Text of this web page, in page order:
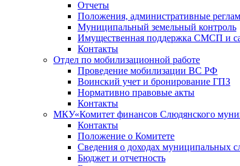
Отчеты
Положения, административные
Муниципальный земельный контроль
Имущественная поддержка СМСП и
Контакты
Отдел по мобилизационной работе
Проведение мобилизации ВС РФ
Воинский учет и бронирование ГПЗ
Нормативно правовые акты
Контакты
МКУ«Комитет финансов Слюдянского
Контакты
Положение о Комитете
Сведения о доходах муниципальных
Бюджет и отчетность